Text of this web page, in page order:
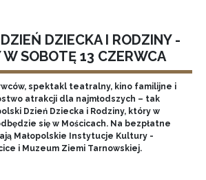
DZIECKA I RODZINY -
W SOBOTĘ 13 CZERWCA
spektakl teatralny, kino familijne i
atrakcji dla najmłodszych – tak
Dzień Dziecka i Rodziny, który w
się w Mościcach. Na bezpłatne
Małopolskie Instytucje Kultury -
i Muzeum Ziemi Tarnowskiej.